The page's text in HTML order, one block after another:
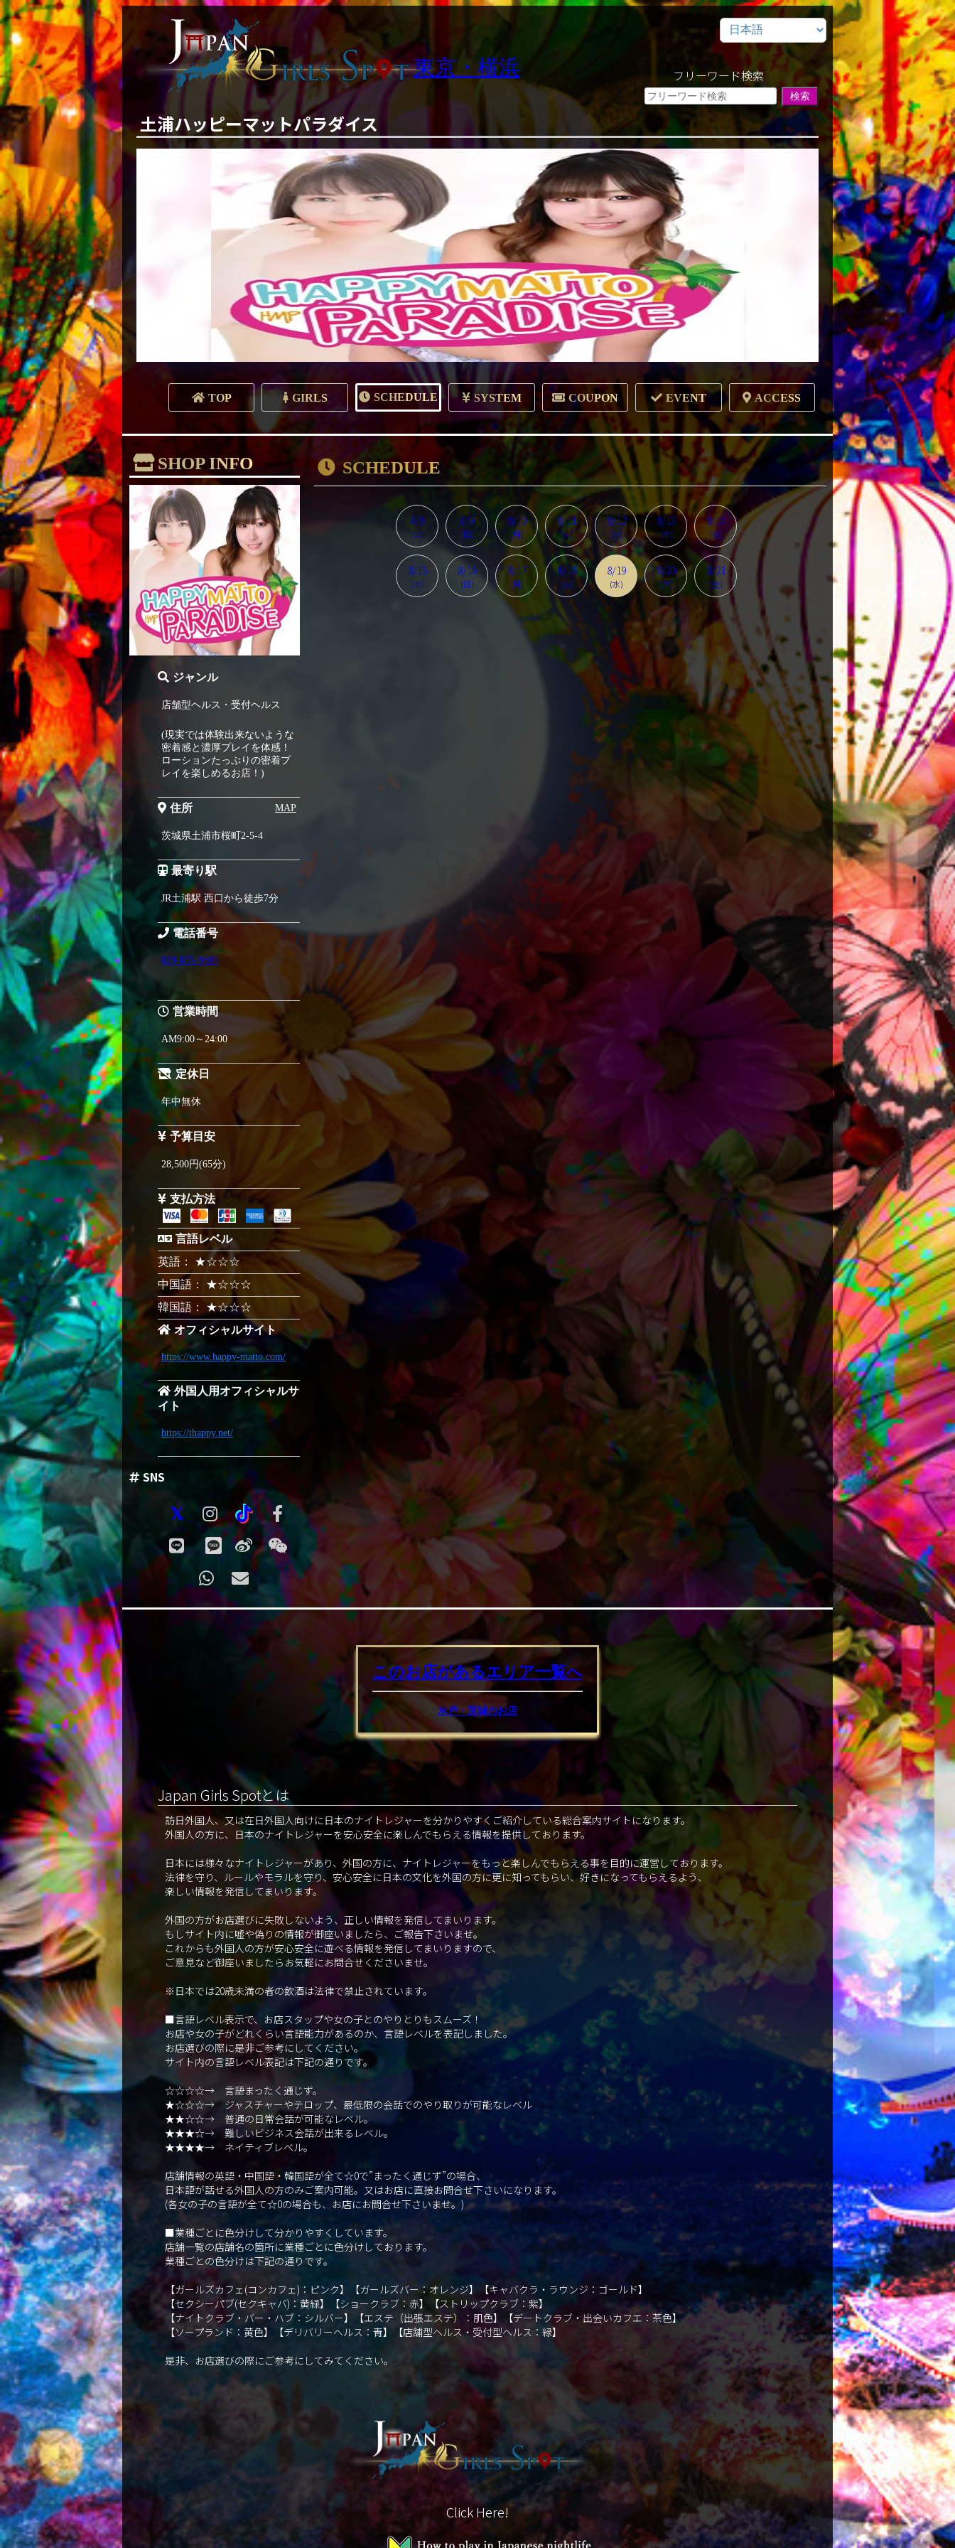
東京・横浜 フリーワード検索
土浦ハッピーマットパラダイス
TOP GIRLS SCHEDULE SYSTEM COUPON EVENT ACCESS
SHOP INFO
ジャンル
店舗型ヘルス・受付ヘルス
(現実では体験出来ないような
密着感と濃厚プレイを体感！
ローションたっぷりの密着プ
レイを楽しめるお店！)
住所
茨城県土浦市桜町2-5-4
MAP
最寄り駅
JR土浦駅 西口から徒歩7分
電話番号
029-835-9889
営業時間
AM9:00～24:00
定休日
年中無休
予算目安
28,500円(65分)
支払方法
言語レベル
英語： ★☆☆☆
中国語： ★☆☆☆
韓国語： ★☆☆☆
オフィシャルサイト
https://www.happy-matto.com/
外国人用オフィシャルサ
イト
https://thappy.net/
SNS
SCHEDULE
8/8
(土)
8/9
(日)
8/10
(月)
8/11
(火)
8/12
(水)
8/13
(木)
8/14
(金)
8/15
(土)
8/16
(日)
8/17
(月)
8/18
(火)
8/19
(水)
8/20
(木)
8/21
(金)
このお店があるエリア一覧へ
水戸・茨城のお店
Japan Girls Spotとは
訪日外国人、又は在日外国人向けに日本のナイトレジャーを分かりやすくご紹介している総合案内サイトになります。
外国人の方に、日本のナイトレジャーを安心安全に楽しんでもらえる情報を提供しております。
日本には様々なナイトレジャーがあり、外国の方に、ナイトレジャーをもっと楽しんでもらえる事を目的に運営しております。
法律を守り、ルールやモラルを守り、安心安全に日本の文化を外国の方に更に知ってもらい、好きになってもらえるよう、
楽しい情報を発信してまいります。
外国の方がお店選びに失敗しないよう、正しい情報を発信してまいります。
もしサイト内に嘘や偽りの情報が御座いましたら、ご報告下さいませ。
これからも外国人の方が安心安全に遊べる情報を発信してまいりますので、
ご意見など御座いましたらお気軽にお問合せくださいませ。
※日本では20歳未満の者の飲酒は法律で禁止されています。
■言語レベル表示で、お店スタップや女の子とのやりとりもスムーズ！
お店や女の子がどれくらい言語能力があるのか、言語レベルを表記しました。
お店選びの際に是非ご参考にしてください。
サイト内の言語レベル表記は下記の通りです。
☆☆☆☆→ 言語まったく通じず。
★☆☆☆→ ジャスチャーやテロップ、最低限の会話でのやり取りが可能なレベル
★★☆☆→ 普通の日常会話が可能なレベル。
★★★☆→ 難しいビジネス会話が出来るレベル。
★★★★→ ネイティブレベル。
店舗情報の英語・中国語・韓国語が全て☆0で”まったく通じず”の場合、
日本語が話せる外国人の方のみご案内可能。又はお店に直接お問合せ下さいになります。
(各女の子の言語が全て☆0の場合も、お店にお問合せ下さいませ。)
■業種ごとに色分けして分かりやすくしています。
店舗一覧の店舗名の箇所に業種ごとに色分けしております。
業種ごとの色分けは下記の通りです。
【ガールズカフェ(コンカフェ)：ピンク】【ガールズバー：オレンジ】【キャバクラ・ラウンジ：ゴールド】
【セクシーパブ(セクキャバ)：黄緑】【ショークラブ：赤】【ストリップクラブ：紫】
【ナイトクラブ・バー・ハブ：シルバー】【エステ（出張エステ）：肌色】【デートクラブ・出会いカフエ：茶色】
【ソープランド：黄色】【デリバリーヘルス：青】【店舗型ヘルス・受付型ヘルス：緑】
是非、お店選びの際にご参考にしてみてください。
Click Here!